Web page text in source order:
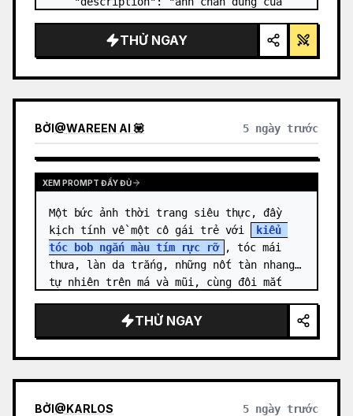
đen có in hình sơ đồ kỹ thuật màu
trắng",
THỬ NGAY
BỞI@WAREEN AI 💟 5 ngày trước
XEM PROMPT ĐẦY ĐỦ
Một bức ảnh thời trang siêu thực, đầy
kịch tính về một cô gái trẻ với
kiểu
tóc bob ngắn màu tím rực rỡ
, tóc mái
thưa, làn da trắng, những nốt tàn nhang
tự nhiên trên má và mũi, cùng đôi mắt
THỬ NGAY
BỞI@KARLOS 5 ngày trước